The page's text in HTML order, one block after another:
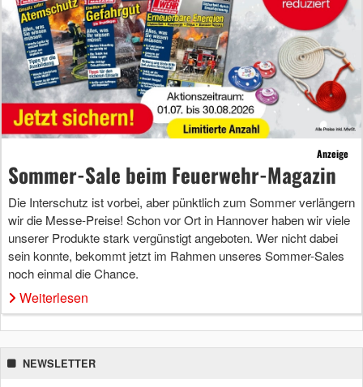
Anzeige
Sommer-Sale beim Feuerwehr-Magazin
Die Interschutz ist vorbei, aber pünktlich zum Sommer verlängern
wir die Messe-Preise! Schon vor Ort in Hannover haben wir viele
unserer Produkte stark vergünstigt angeboten. Wer nicht dabei
sein konnte, bekommt jetzt im Rahmen unseres Sommer-Sales
noch einmal die Chance.
Weiterlesen
NEWSLETTER